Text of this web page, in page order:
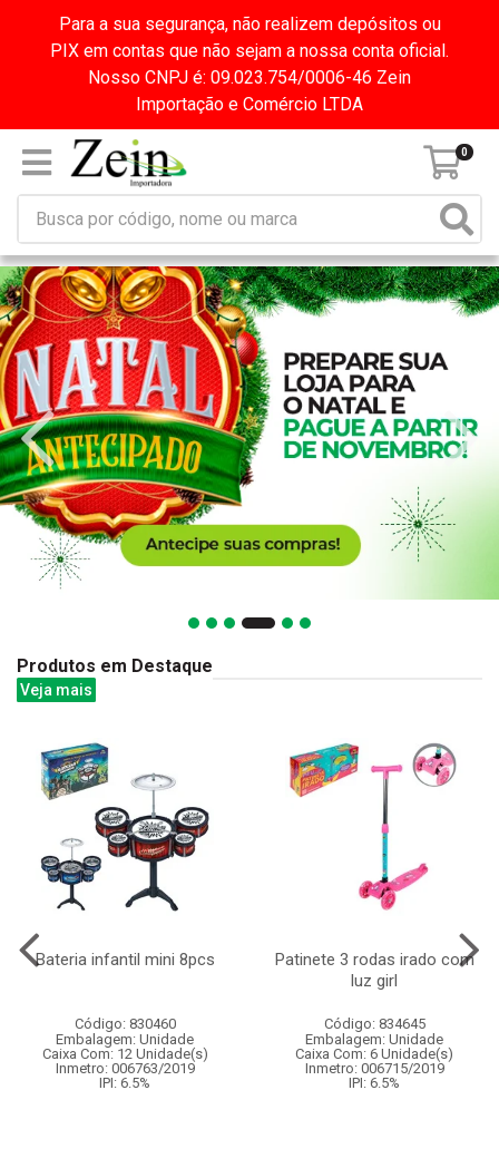
Para a sua segurança, não realizem depósitos ou
PIX em contas que não sejam a nossa conta oficial.
Nosso CNPJ é: 09.023.754/0006-46 Zein
Importação e Comércio LTDA
0
Produtos em Destaque
Veja mais
Bateria infantil mini 8pcs
Código: 830460
Embalagem: Unidade
Caixa Com: 12 Unidade(s)
Inmetro: 006763/2019
IPI: 6.5%
Patinete 3 rodas irado com
luz girl
Código: 834645
Embalagem: Unidade
Caixa Com: 6 Unidade(s)
Inmetro: 006715/2019
IPI: 6.5%